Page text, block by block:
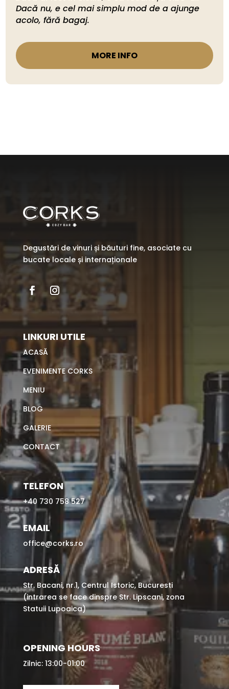
Dacă nu, e cel mai simplu mod de a ajunge
acolo, fără bagaj.
MORE INFO
Degustări de vinuri și băuturi fine, asociate cu
bucate locale și internaționale
LINKURI UTILE
ACASĂ
EVENIMENTE CORKS
MENIU
BLOG
GALERIE
CONTACT
TELEFON
+40 730 758 527
EMAIL
office@corks.ro
ADRESĂ
Str. Bacani, nr.1, Centrul Istoric, Bucuresti
(intrarea se face dinspre Str. Lipscani, zona
Statuii Lupoaica)
OPENING HOURS
Zilnic: 13:00-01:00